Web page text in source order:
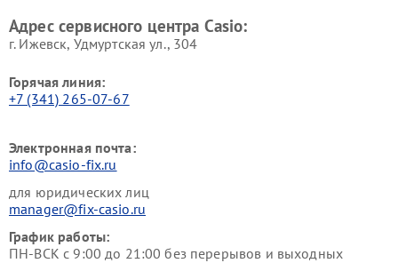
Адрес сервисного центра Casio:
г. Ижевск, Удмуртская ул., 304
Горячая линия:
+7 (341) 265-07-67
Электронная почта:
info@casio-fix.ru
для юридических лиц
manager@fix-casio.ru
График работы:
ПН-ВСК с 9:00 до 21:00 без перерывов и выходных